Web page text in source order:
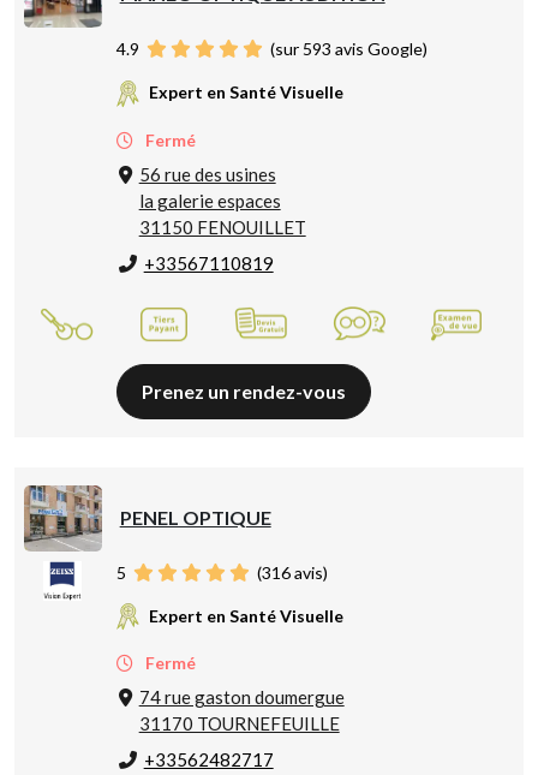
4.9 (sur 593 avis Google)
Expert en Santé Visuelle
Fermé
56 rue des usines
la galerie espaces
31150 FENOUILLET
+33567110819
Prenez un rendez-vous
PENEL OPTIQUE
5 (316avis)
Expert en Santé Visuelle
Fermé
74 rue gaston doumergue
31170 TOURNEFEUILLE
+33562482717